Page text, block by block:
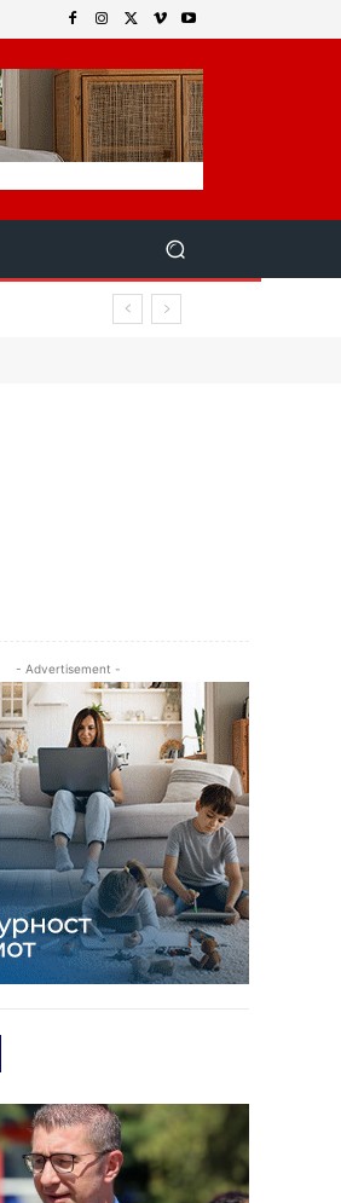
- Advertisement -